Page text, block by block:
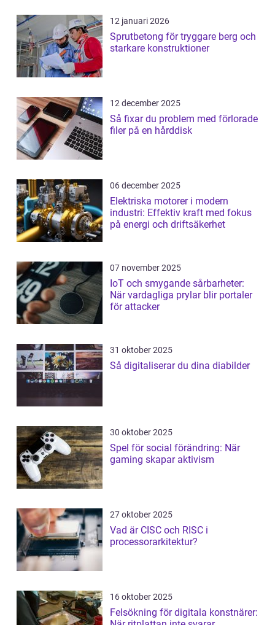
12 januari 2026
Sprutbetong för tryggare berg och
starkare konstruktioner
12 december 2025
Så fixar du problem med förlorade
filer på en hårddisk
06 december 2025
Elektriska motorer i modern
industri: Effektiv kraft med fokus
på energi och driftsäkerhet
07 november 2025
IoT och smygande sårbarheter:
När vardagliga prylar blir portaler
för attacker
31 oktober 2025
Så digitaliserar du dina diabilder
30 oktober 2025
Spel för social förändring: När
gaming skapar aktivism
27 oktober 2025
Vad är CISC och RISC i
processorarkitektur?
16 oktober 2025
Felsökning för digitala konstnärer: